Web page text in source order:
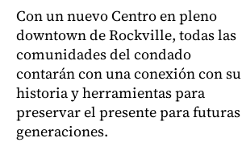
Con un nuevo Centro en pleno
downtown de Rockville, todas las
comunidades del condado
contarán con una conexión con su
historia y herramientas para
preservar el presente para futuras
generaciones.